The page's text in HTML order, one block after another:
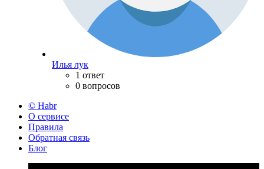
Илья лук
1 ответ
0 вопросов
© Habr
О сервисе
Правила
Обратная связь
Блог